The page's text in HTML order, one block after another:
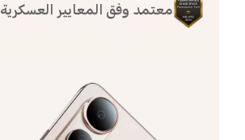
معتمد وفق المعايير العسكرية